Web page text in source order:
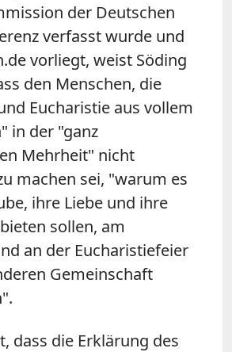
der Deutschen
verfasst wurde und
vorliegt, weist Söding
den Menschen, die
Eucharistie aus vollem
in der "ganz
Mehrheit" nicht
machen sei, "warum es
ihre Liebe und ihre
sollen, am
an der Eucharistiefeier
Gemeinschaft
dass die Erklärung des